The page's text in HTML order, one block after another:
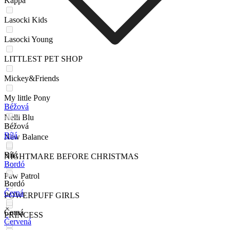
Lasocki Kids
Lasocki Young
LITTLEST PET SHOP
Mickey&Friends
My little Pony
Nelli Blu
New Balance
NIGHTMARE BEFORE CHRISTMAS
Paw Patrol
POWERPUFF GIRLS
PRINCESS
Béžová
Béžová
Bílá
Bílá
Bordó
Bordó
Černá
Černá
Červená